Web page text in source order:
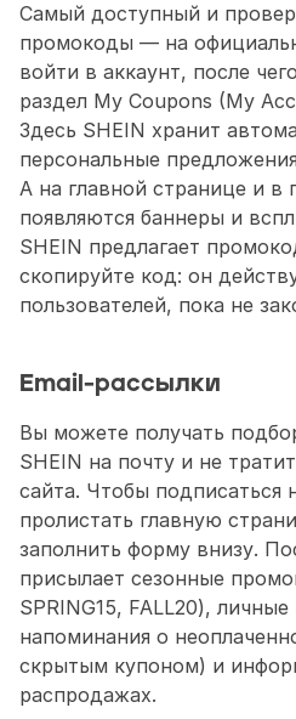
Самый доступный и
промокоды — на
войти в аккаунт, после
раздел My Coupons (My
Здесь SHEIN хранит
персональные
А на главной странице и в
появляются баннеры и
SHEIN предлагает
скопируйте код: он
пользователей, пока не
Email-рассылки
Вы можете получать
SHEIN на почту и не
сайта. Чтобы подписаться
пролистать главную
заполнить форму внизу.
присылает сезонные
SPRING15, FALL20),
напоминания о
скрытым купоном) и
распродажах.